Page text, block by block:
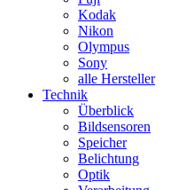
Kodak
Nikon
Olympus
Sony
alle Hersteller
Technik
Überblick
Bildsensoren
Speicher
Belichtung
Optik